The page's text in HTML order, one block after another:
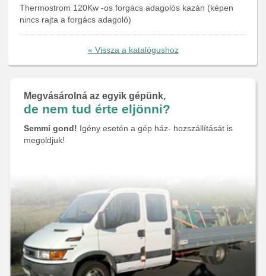
Thermostrom 120Kw -os forgács adagolós kazán (képen
nincs rajta a forgács adagoló)
« Vissza a katalógushoz
Megvásárolná az egyik gépünk,
de nem tud érte eljönni?
Semmi gond! Igény esetén a gép ház- hozszállítását is
megoldjuk!